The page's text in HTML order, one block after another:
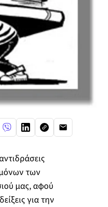
των
μας, αφού
για την